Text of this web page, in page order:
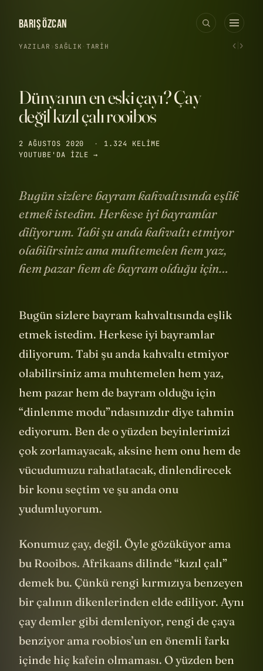
BARIŞ ÖZCAN
YAZILAR › SAĞLIK · TARIH ‹ ›
Dünyanın en eski çayı? Çay
değil kızıl çalı rooibos
2 AĞUSTOS 2020 ·
1.324 KELIME
YOUTUBE'DA IZLE →
Bugün sizlere bayram kahvaltısında eşlik
etmek istedim. Herkese iyi bayramlar
diliyorum. Tabi şu anda kahvaltı etmiyor
olabilirsiniz ama muhtemelen hem yaz,
hem pazar hem de bayram olduğu için…
Bugün sizlere bayram kahvaltısında eşlik
etmek istedim. Herkese iyi bayramlar
diliyorum. Tabi şu anda kahvaltı etmiyor
olabilirsiniz ama muhtemelen hem yaz,
hem pazar hem de bayram olduğu için
“dinlenme modu”ndasınızdır diye tahmin
ediyorum. Ben de o yüzden beyinlerimizi
çok zorlamayacak, aksine hem onu hem de
vücudumuzu rahatlatacak, dinlendirecek
bir konu seçtim ve şu anda onu
yudumluyorum.
Konumuz çay, değil. Öyle gözüküyor ama
bu Rooibos. Afrikaans dilinde “kızıl çalı”
demek bu. Çünkü rengi kırmızıya benzeyen
bir çalının dikenlerinden elde ediliyor. Aynı
çay demler gibi demleniyor, rengi de çaya
benziyor ama roobios’un en önemli farkı
içinde hiç kafein olmaması. O yüzden ben